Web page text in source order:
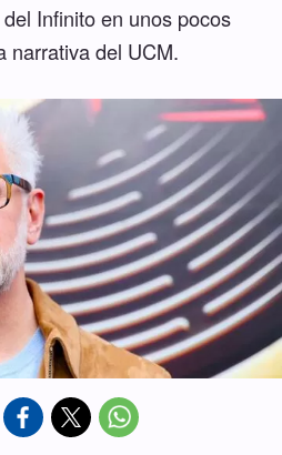
Infinito en unos pocos
narrativa del UCM.